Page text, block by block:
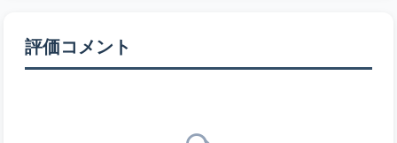
評価コメント